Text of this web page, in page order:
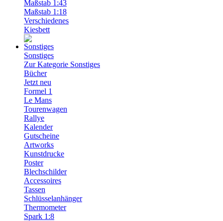
Maßstab 1:43
Maßstab 1:18
Verschiedenes
Kiesbett
Sonstiges
Zur Kategorie Sonstiges
Bücher
Jetzt neu
Formel 1
Le Mans
Tourenwagen
Rallye
Kalender
Gutscheine
Artworks
Kunstdrucke
Poster
Blechschilder
Accessoires
Tassen
Schlüsselanhänger
Thermometer
Spark 1:8